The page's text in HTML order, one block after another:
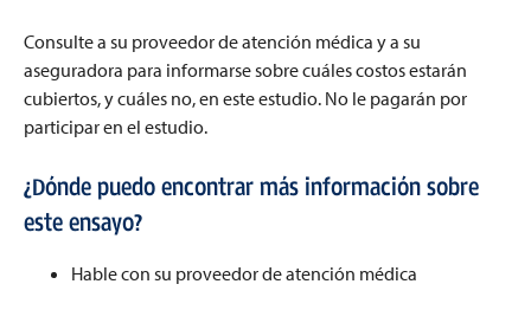
Consulte a su proveedor de atención médica y a su
aseguradora para informarse sobre cuáles costos estarán
cubiertos, y cuáles no, en este estudio. No le pagarán por
participar en el estudio.
¿Dónde puedo encontrar más información sobre
este ensayo?
Hable con su proveedor de atención médica